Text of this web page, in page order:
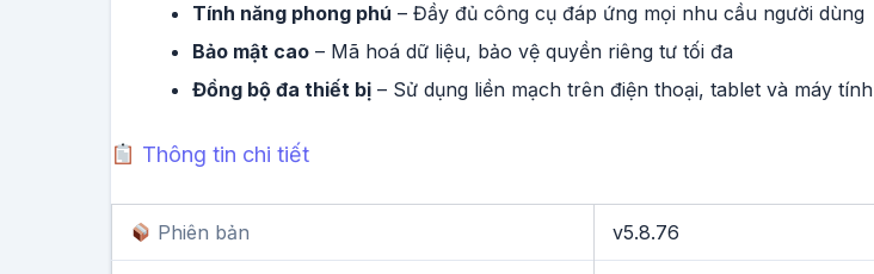
Tính năng phong phú – Đầy đủ công cụ đáp ứng mọi nhu cầu người dùng
Bảo mật cao – Mã hoá dữ liệu, bảo vệ quyền riêng tư tối đa
Đồng bộ đa thiết bị – Sử dụng liền mạch trên điện thoại, tablet và máy tính
Thông tin chi tiết
Phiên bản v5.8.76